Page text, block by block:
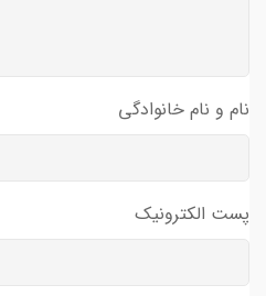
نام و نام خانوادگی
پست الکترونیک